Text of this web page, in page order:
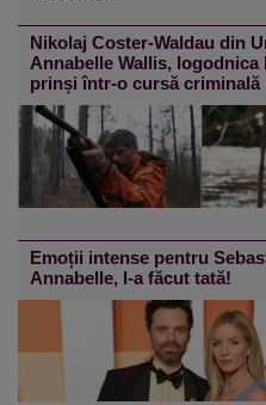
Nikolaj Coster-Waldau din
Annabelle Wallis,
prinși într-o cursă criminală
Emoții intense pentru
Annabelle, l-a făcut tată!